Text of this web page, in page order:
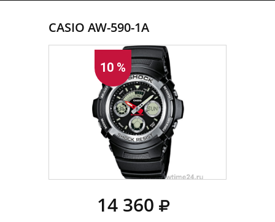
CASIO AW-590-1A
10 %
14 360